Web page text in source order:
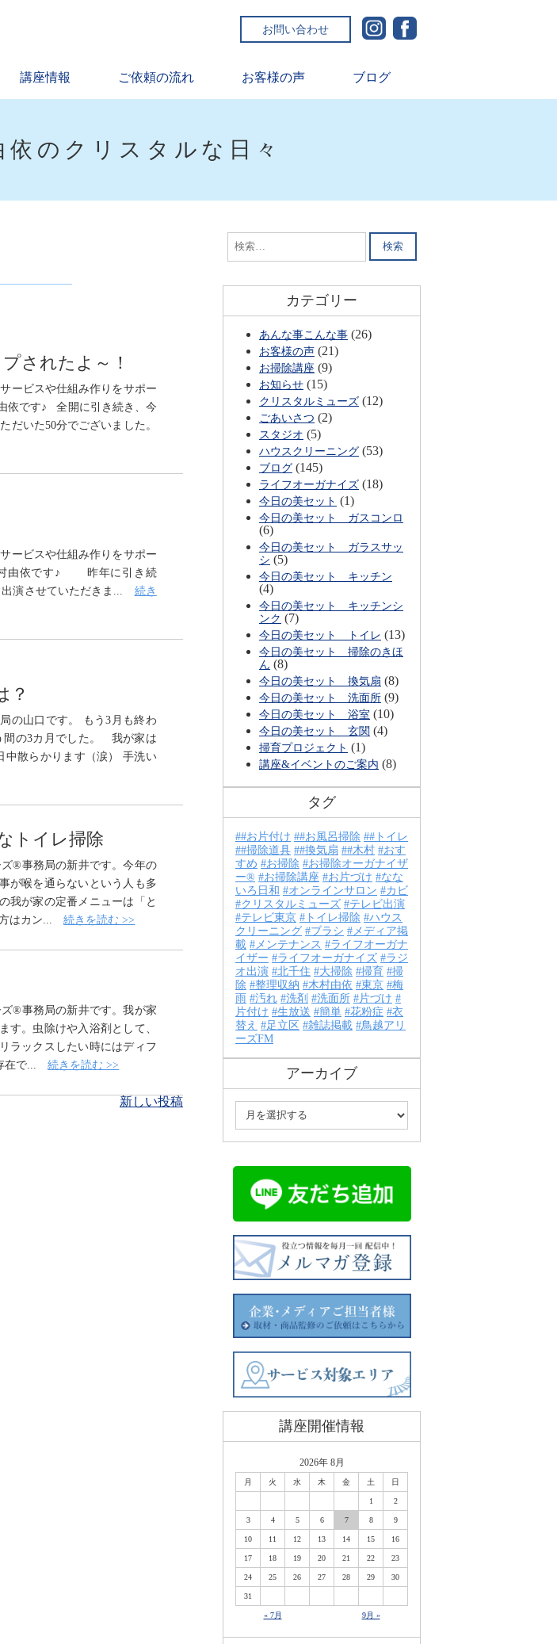
お問い合わせ
講座情報 ご依頼の流れ お客様の声 ブログ
のクリスタルな日々
されたよ～！
ービスや仕組み作りをサポー
依です♪ 全開に引き続き、今
だいた50分でございました。
ービスや仕組み作りをサポー
村由依です♪ 昨年に引き続
出演させていただきま... 続き
？
の山口です。 もう3月も終わ
間の3カ月でした。 我が家は
中散らかります（涙） 手洗い
トイレ掃除
®事務局の新井です。今年の
が喉を通らないという人も多
我が家の定番メニューは「と
方はカン...続きを読む >>
®事務局の新井です。我が家
す。虫除けや入浴剤として、
ラックスしたい時にはディフ
存在で...続きを読む >>
新しい投稿
検
索:
カテゴリー
あんな事こんな事 (26)
お客様の声 (21)
お掃除講座 (9)
お知らせ (15)
クリスタルミューズ (12)
ごあいさつ (2)
スタジオ (5)
ハウスクリーニング (53)
ブログ (145)
ライフオーガナイズ (18)
今日の美セット (1)
今日の美セット ガスコンロ
(6)
今日の美セット ガラスサッ
シ (5)
今日の美セット キッチン
(4)
今日の美セット キッチンシ
ンク (7)
今日の美セット トイレ (13)
今日の美セット 掃除のきほ
ん (8)
今日の美セット 換気扇 (8)
今日の美セット 洗面所 (9)
今日の美セット 浴室 (10)
今日の美セット 玄関 (4)
掃育プロジェクト (1)
講座&イベントのご案内 (8)
タグ
#お片付け #お風呂掃除
#トイレ
#掃除道具
#換気扇 #木村
おす
すめ
お掃除
お掃除オーガナイザ
ー®
お掃除講座 お片づけ
なな
いろ日和
オンラインサロン
カビ
クリスタルミューズ
テレビ出演
テレビ東京
トイレ掃除
ハウス
クリーニング
ブラシ
メディア掲
載
メンテナンス
ライフオーガナ
イザー
ライフオーガナイズ
ラジ
オ出演
北千住 大掃除 掃育
掃
除
整理収納 木村由依 東京
梅
雨
汚れ 洗剤 洗面所
片づけ
片付け
生放送 簡単 花粉症
衣
替え
足立区 雑誌掲載
鳥越アリ
ーズFM
アーカイブ
講座開催情報
2026年 8月
月 火 水 木 金 土 日
1 2
3 4 5 6 7 8 9
10 11 12 13 14 15 16
17 18 19 20 21 22 23
24 25 26 27 28 29 30
31
« 7月 9月 »